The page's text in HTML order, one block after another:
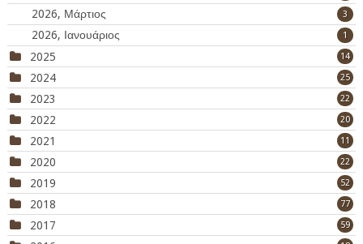
2026, Μάρτιος 3
2026, Ιανουάριος 1
2025 14
2024 25
2023 22
2022 20
2021 11
2020 22
2019 52
2018 77
2017 59